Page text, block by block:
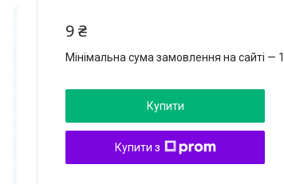
9 ₴
Мінімальна сума замовлення на сайті —
Купити
Купити з